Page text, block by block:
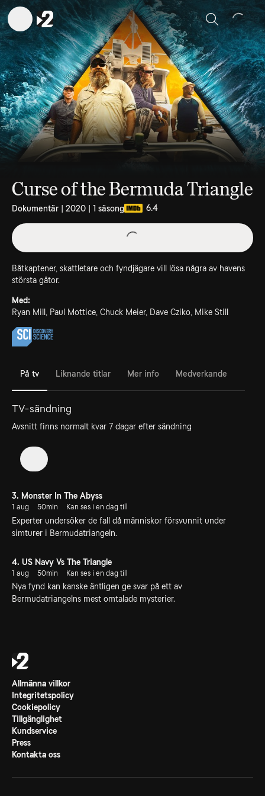
Sök
Curse of the Bermuda Triangle
Dokumentär | 2020 | 1 säsong 6.4
Båtkaptener, skattletare och fyndjägare vill lösa några av havens
största gåtor.
Med:
Ryan Mill, Paul Mottice, Chuck Meier, Dave Cziko, Mike Still
På tv Liknande titlar Mer info Medverkande
TV-sändning
Avsnitt finns normalt kvar 7 dagar efter sändning
3. Monster In The Abyss
1 aug 50min Kan ses i en dag till
Experter undersöker de fall då människor försvunnit under
simturer i Bermudatriangeln.
4. US Navy Vs The Triangle
1 aug 50min Kan ses i en dag till
Nya fynd kan kanske äntligen ge svar på ett av
Bermudatriangelns mest omtalade mysterier.
Allmänna villkor
Integritetspolicy
Cookiepolicy
Tillgänglighet
Kundservice
Press
Kontakta oss